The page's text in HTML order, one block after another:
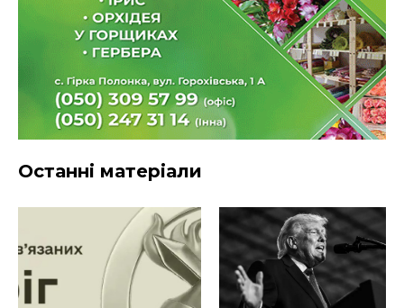
Останні матеріали